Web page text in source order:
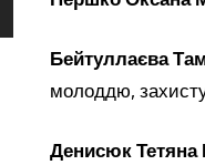
Бейтуллаєва
молоддю, захисту
Денисюк Тетяна